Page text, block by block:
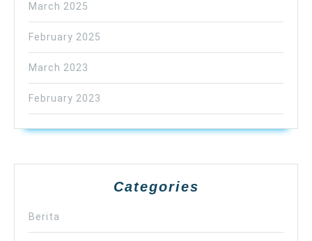
March 2025
February 2025
March 2023
February 2023
Categories
Berita